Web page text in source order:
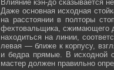
Влияние кэн-до сказывается
Даже основная исходная
на расстоянии в полторы
фехтовальщика, сжимающего
находиться на линии,
левая — ближе к корпусу,
и бедра прямые. В исходной
мастер должен правильно